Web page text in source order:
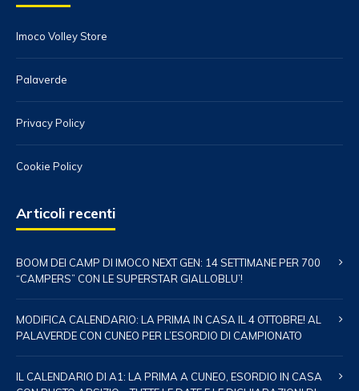
Imoco Volley Store
Palaverde
Privacy Policy
Cookie Policy
Articoli recenti
BOOM DEI CAMP DI IMOCO NEXT GEN: 14 SETTIMANE PER 700
“CAMPERS” CON LE SUPERSTAR GIALLOBLU’!
MODIFICA CALENDARIO: LA PRIMA IN CASA IL 4 OTTOBRE! AL
PALAVERDE CON CUNEO PER L’ESORDIO DI CAMPIONATO
IL CALENDARIO DI A1: LA PRIMA A CUNEO, ESORDIO IN CASA